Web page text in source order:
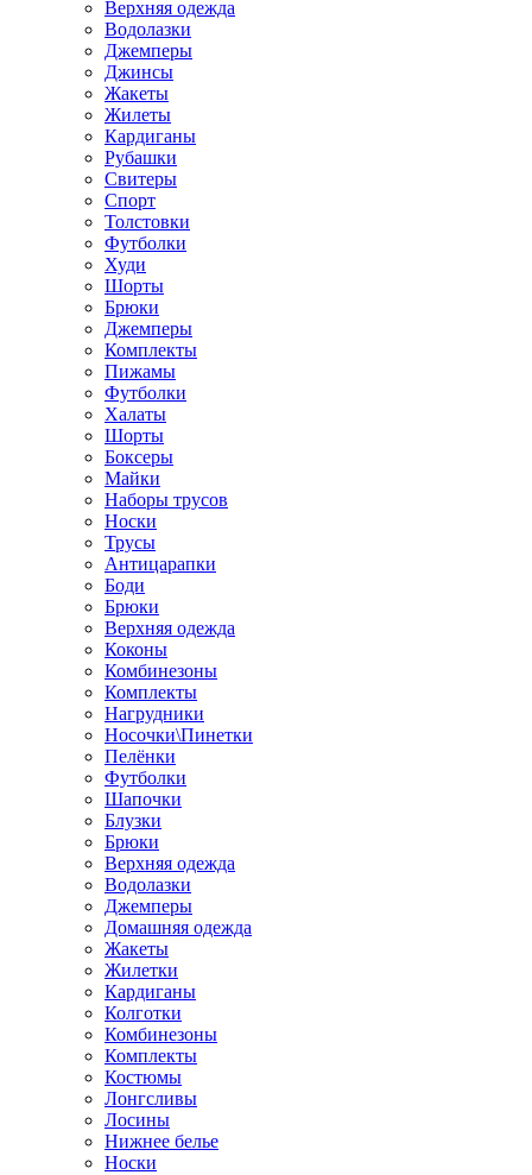
Верхняя одежда
Водолазки
Джемперы
Джинсы
Жакеты
Жилеты
Кардиганы
Рубашки
Свитеры
Спорт
Толстовки
Футболки
Худи
Шорты
Брюки
Джемперы
Комплекты
Пижамы
Футболки
Халаты
Шорты
Боксеры
Майки
Наборы трусов
Носки
Трусы
Антицарапки
Боди
Брюки
Верхняя одежда
Коконы
Комбинезоны
Комплекты
Нагрудники
Носочки\Пинетки
Пелёнки
Футболки
Шапочки
Блузки
Брюки
Верхняя одежда
Водолазки
Джемперы
Домашняя одежда
Жакеты
Жилетки
Кардиганы
Колготки
Комбинезоны
Комплекты
Костюмы
Лонгсливы
Лосины
Нижнее белье
Носки